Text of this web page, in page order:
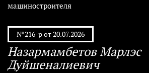
машиностроителя
№216-р от 20.07.2026
Назармамбетов Марлэс
Дуйшеналиевич